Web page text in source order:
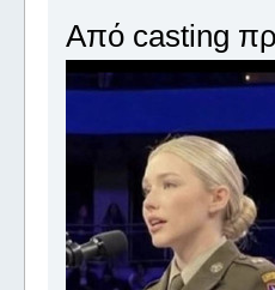
Από casting